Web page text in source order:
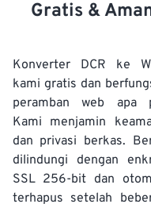
Gratis &
Konverter DCR ke
kami gratis dan
peramban web apa
Kami menjamin
dan privasi berkas.
dilindungi dengan
SSL 256-bit dan
terhapus setelah